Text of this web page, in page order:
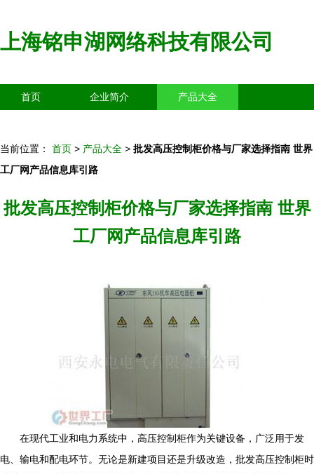
上海铭申湖网络科技有限公司
首页 企业简介 产品大全
当前位置： 首页 > 产品大全 > 批发高压控制柜价格与厂家选择指南 世界
工厂网产品信息库引路
批发高压控制柜价格与厂家选择指南 世界
工厂网产品信息库引路
在现代工业和电力系统中，高压控制柜作为关键设备，广泛用于发
电、输电和配电环节。无论是新建项目还是升级改造，批发高压控制柜时